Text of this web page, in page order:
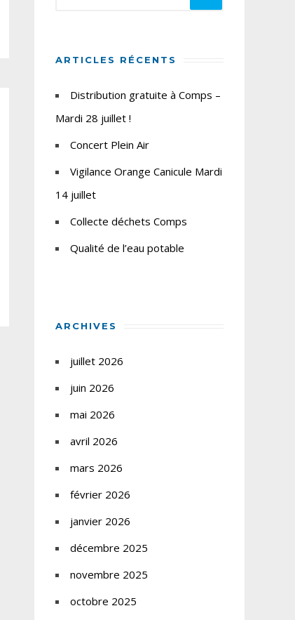
ARTICLES RÉCENTS
Distribution gratuite à Comps –
Mardi 28 juillet !
Concert Plein Air
Vigilance Orange Canicule Mardi
14 juillet
Collecte déchets Comps
Qualité de l’eau potable
ARCHIVES
juillet 2026
juin 2026
mai 2026
avril 2026
mars 2026
février 2026
janvier 2026
décembre 2025
novembre 2025
octobre 2025